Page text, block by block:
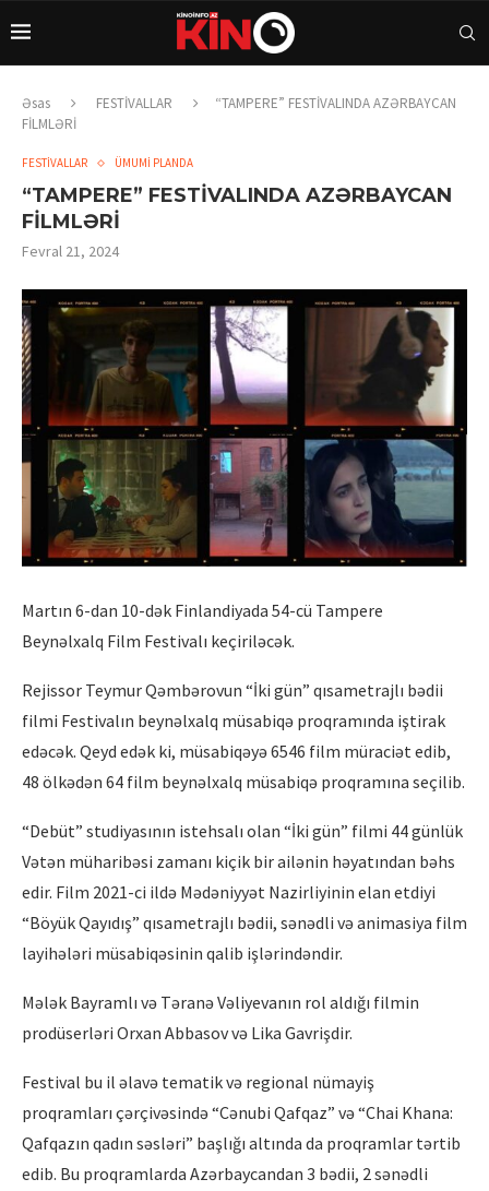
Əsas FESTİVALLAR
“TAMPERE” FESTİVALINDA AZƏRBAYCAN
FİLMLƏRİ
FESTİVALLAR ÜMUMİ PLANDA
“TAMPERE” FESTİVALINDA AZƏRBAYCAN
FİLMLƏRİ
Fevral 21, 2024
Martın 6-dan 10-dək Finlandiyada 54-cü Tampere
Beynəlxalq Film Festivalı keçiriləcək.
Rejissor Teymur Qəmbərovun “İki gün” qısametrajlı bədii
filmi Festivalın beynəlxalq müsabiqə proqramında iştirak
edəcək. Qeyd edək ki, müsabiqəyə 6546 film müraciət edib,
48 ölkədən 64 film beynəlxalq müsabiqə proqramına seçilib.
“Debüt” studiyasının istehsalı olan “İki gün” filmi 44 günlük
Vətən müharibəsi zamanı kiçik bir ailənin həyatından bəhs
edir. Film 2021-ci ildə Mədəniyyət Nazirliyinin elan etdiyi
“Böyük Qayıdış” qısametrajlı bədii, sənədli və animasiya film
layihələri müsabiqəsinin qalib işlərindəndir.
Mələk Bayramlı və Təranə Vəliyevanın rol aldığı filmin
prodüserləri Orxan Abbasov və Lika Gavrişdir.
Festival bu il əlavə tematik və regional nümayiş
proqramları çərçivəsində “Cənubi Qafqaz” və “Chai Khana:
Qafqazın qadın səsləri” başlığı altında da proqramlar tərtib
edib. Bu proqramlarda Azərbaycandan 3 bədii, 2 sənədli